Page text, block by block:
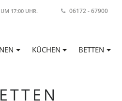
UM 17:00 UHR. 06172 - 67900
KÜCHEN BETTEN